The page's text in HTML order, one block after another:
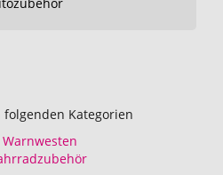
folgenden Kategorien
Warnwesten